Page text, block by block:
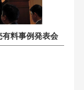
料事例発表会